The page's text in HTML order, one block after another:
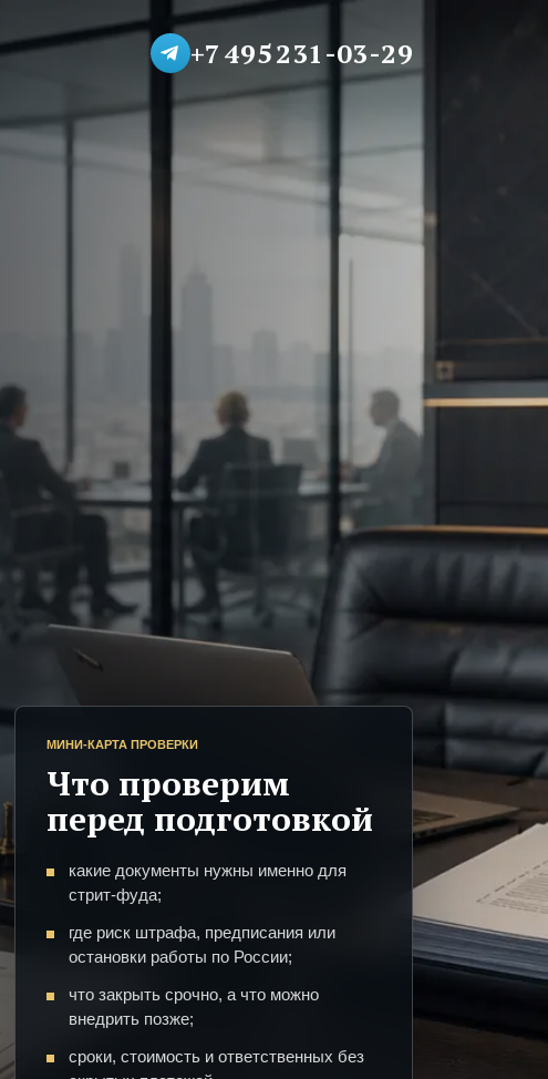
+7 495 231-03-29
МИНИ-КАРТА ПРОВЕРКИ
Что проверим
перед подготовкой
какие документы нужны именно для
стрит-фуда;
где риск штрафа, предписания или
остановки работы по России;
что закрыть срочно, а что можно
внедрить позже;
сроки, стоимость и ответственных без